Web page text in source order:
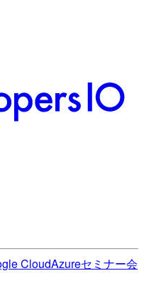
CloudAzureセミナー会